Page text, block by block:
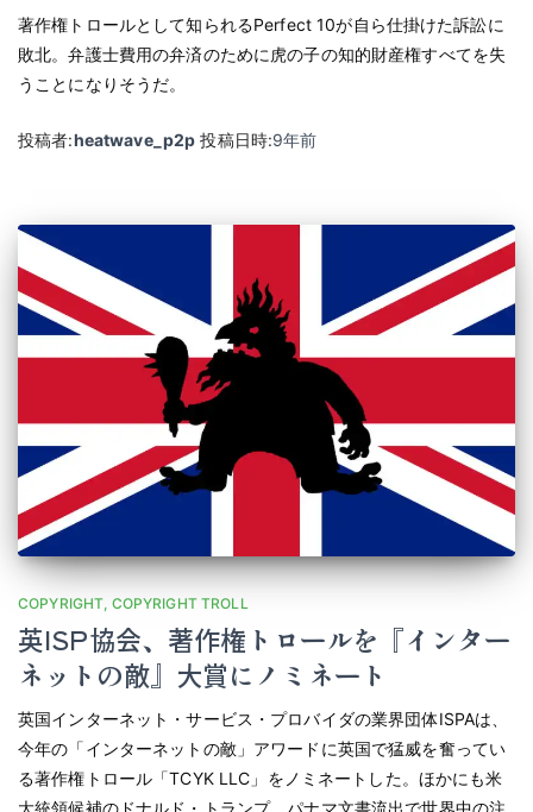
著作権トロールとして知られるPerfect 10が自ら仕掛けた訴訟に
敗北。弁護士費用の弁済のために虎の子の知的財産権すべてを失
うことになりそうだ。
投稿者:heatwave_p2p 投稿日時:9年前
COPYRIGHT COPYRIGHT TROLL
英ISP協会、著作権トロールを『インター
ネットの敵』大賞にノミネート
英国インターネット・サービス・プロバイダの業界団体ISPAは、
今年の「インターネットの敵」アワードに英国で猛威を奮ってい
る著作権トロール「TCYK LLC」をノミネートした。ほかにも米
大統領候補のドナルド・トランプ、パナマ文書流出で世界中の注